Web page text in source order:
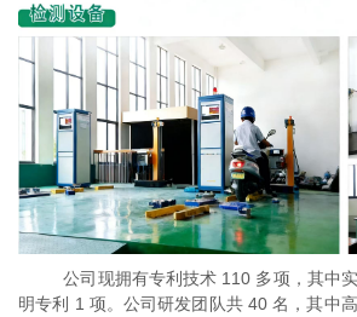
公司现拥有专利技术 110 多项，其中
明专利 1 项。公司研发团队共 40 名，其中